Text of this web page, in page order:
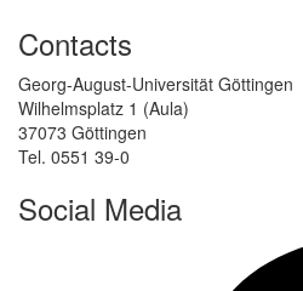
Contacts
Georg-August-Universität Göttingen
Wilhelmsplatz 1 (Aula)
37073 Göttingen
Tel. 0551 39-0
Social Media